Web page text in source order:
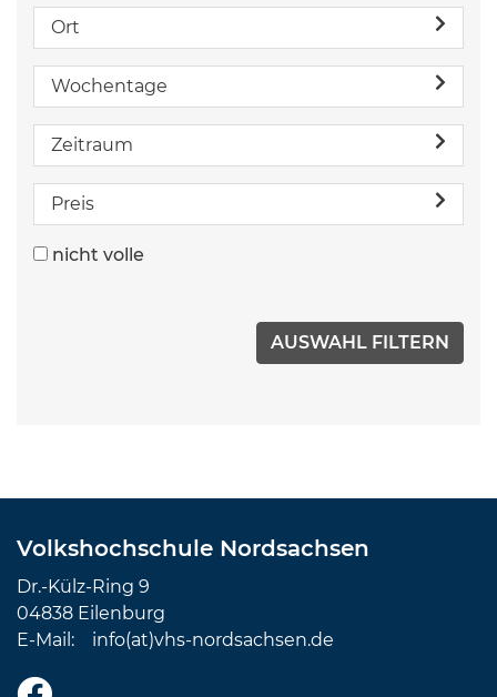
Ort
Wochentage
Zeitraum
Preis
nicht volle
Volkshochschule Nordsachsen
Dr.-Külz-Ring 9
04838 Eilenburg
E-Mail: info(at)vhs-nordsachsen.de